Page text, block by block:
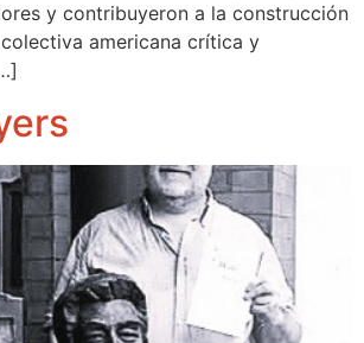
y contribuyeron a la construcción
americana crítica y